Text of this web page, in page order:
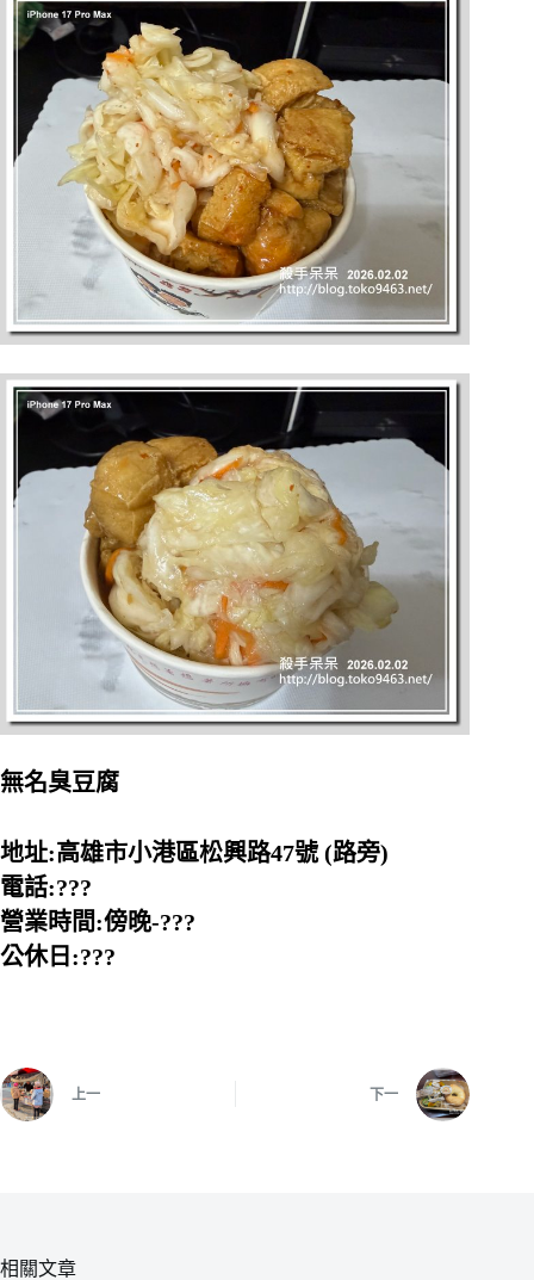
無名臭豆腐
地址:高雄市小港區松興路47號 (路旁)
電話:???
營業時間:傍晚-???
公休日:???
上一 下一
相關文章